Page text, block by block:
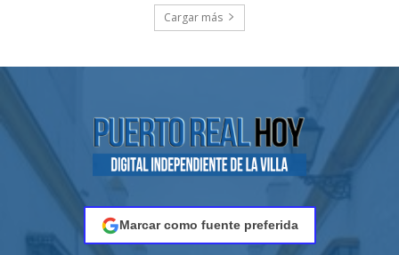
Cargar más
Marcar como fuente preferida